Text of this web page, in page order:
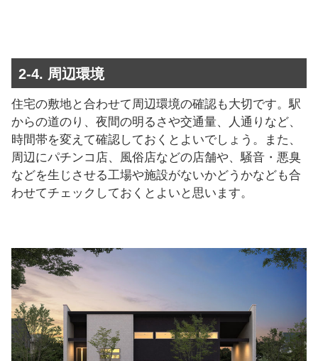
2-4. 周辺環境
住宅の敷地と合わせて周辺環境の確認も大切です。駅
からの道のり、夜間の明るさや交通量、人通りなど、
時間帯を変えて確認しておくとよいでしょう。また、
周辺にパチンコ店、風俗店などの店舗や、騒音・悪臭
などを生じさせる工場や施設がないかどうかなども合
わせてチェックしておくとよいと思います。